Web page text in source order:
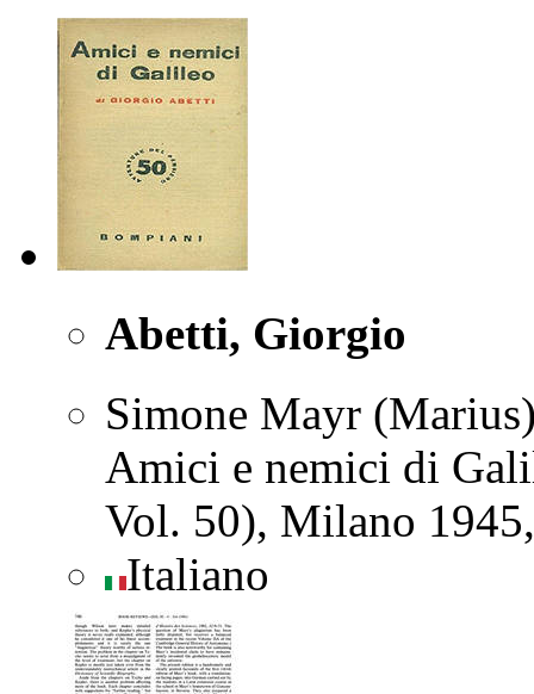
Abetti, Giorgio
Simone Mayr
Amici e nemici di
Vol. 50), Milano
Italiano